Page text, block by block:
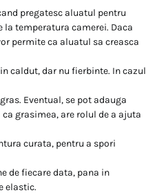
pregatesc aluatul pentru
la temperatura camerei. Daca
permite ca aluatul sa creasca
caldut, dar nu fierbinte. In cazul
Eventual, se pot adauga
grasimea, are rolul de a ajuta
curata, pentru a spori
de fiecare data, pana in
elastic.